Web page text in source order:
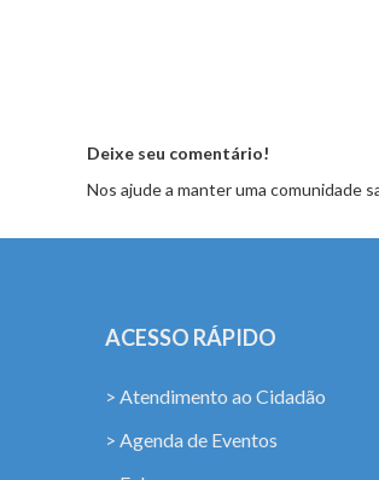
Deixe seu comentário!
Nos ajude a manter uma comunidade
ACESSO RÁPIDO
> Atendimento ao Cidadão
> Agenda de Eventos